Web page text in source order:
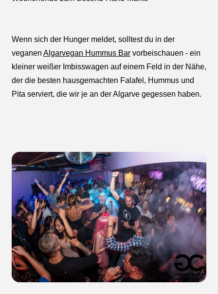
Wenn sich der Hunger meldet, solltest du in der
veganen Algarvegan Hummus Bar vorbeischauen - ein
kleiner weißer Imbisswagen auf einem Feld in der Nähe,
der die besten hausgemachten Falafel, Hummus und
Pita serviert, die wir je an der Algarve gegessen haben.